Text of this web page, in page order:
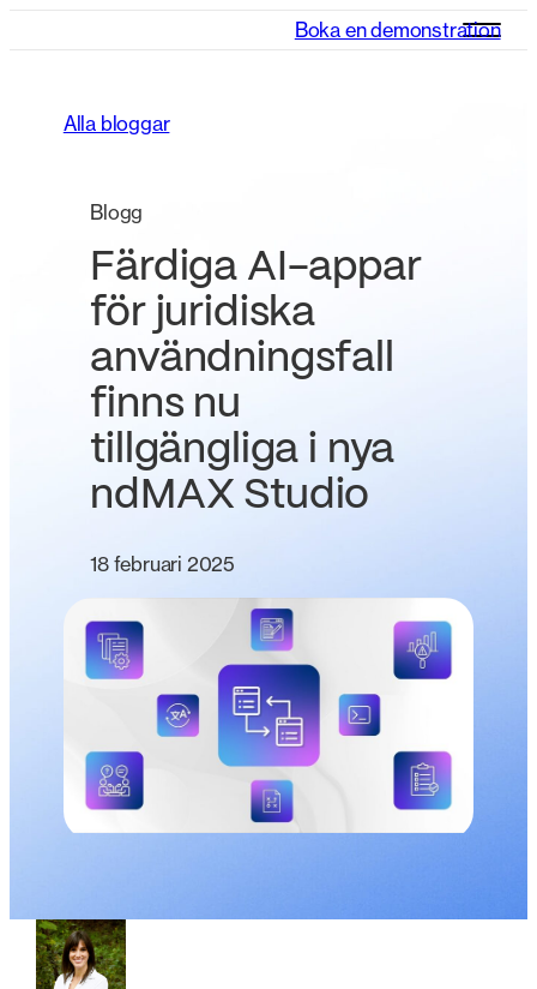
Boka en demonstration
Alla bloggar
Blogg
Färdiga AI-appar
för juridiska
användningsfall
finns nu
tillgängliga i nya
ndMAX Studio
18 februari 2025